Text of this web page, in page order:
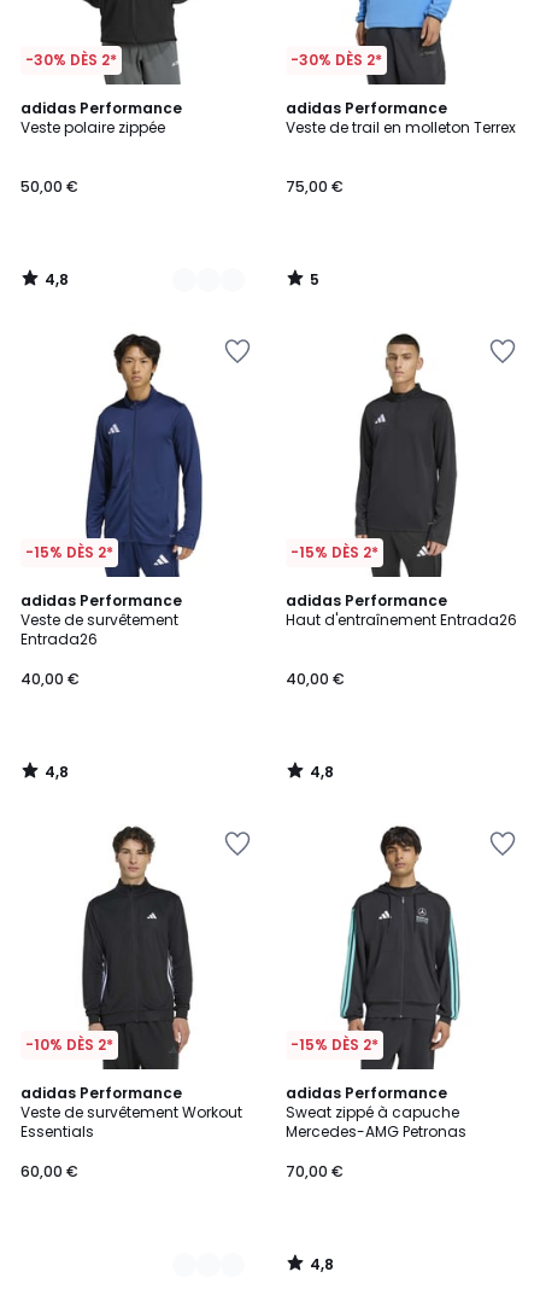
-30% DÈS 2*
adidas Performance
Veste polaire zippée
50,00 €
4,8
/ 5
2
Couleurs
4,8
/
-30% DÈS 2*
adidas Performance
Veste de trail en molleton Terrex
75,00 €
5
/
5
/
-15% DÈS 2*
adidas Performance
Veste de survêtement
Entrada26
40,00 €
4,8
/ 5
4,8
/
-15% DÈS 2*
adidas Performance
Haut d'entraînement Entrada26
40,00 €
4,8
/ 5
4,8
/
-10% DÈS 2*
adidas Performance
Veste de survêtement Workout
Essentials
60,00 €
2
Couleurs
-15% DÈS 2*
adidas Performance
Sweat zippé à capuche
Mercedes-AMG Petronas
70,00 €
4,8
/ 5
4,8
/